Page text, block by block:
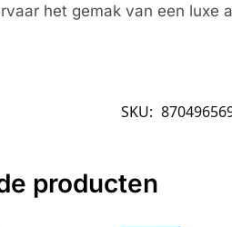
het gemak van een luxe
SKU:
producten